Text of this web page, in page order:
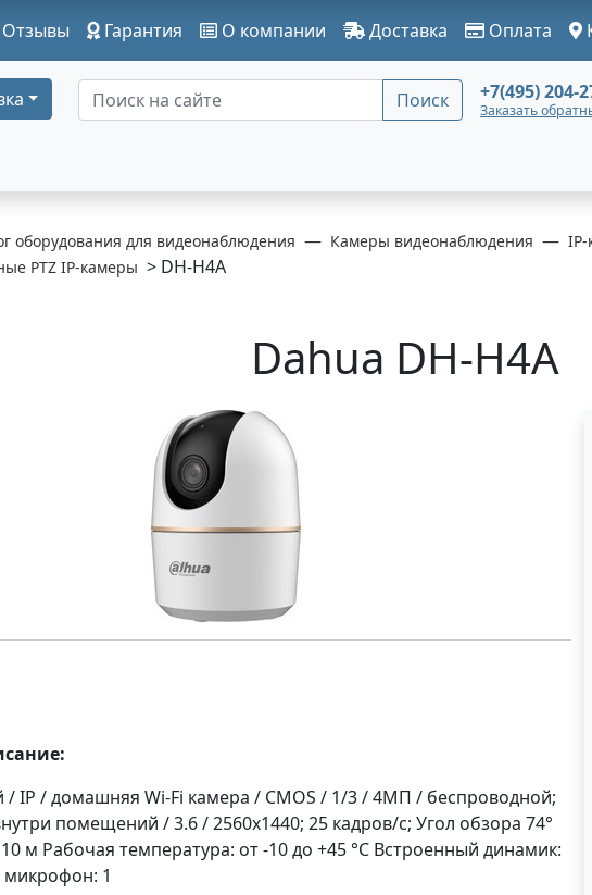
Отзывы Гарантия О компании Доставка Оплата
Поиск +7(495) 204-
Заказать
оборудования для видеонаблюдения Камеры видеонаблюдения
PTZ IP-камеры > DH-H4A
Dahua DH-H4A
/ IP / домашняя Wi-Fi камера / CMOS / 1/3 / 4МП / беспроводной;
помещений / 3.6 / 2560x1440; 25 кадров/с; Угол обзора 74°
м Рабочая температура: от -10 до +45 °С Встроенный динамик:
1